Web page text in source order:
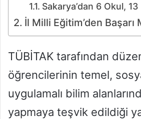
Sakarya’dan 6 Okul,
İl Milli Eğitim’den Başarı
TÜBİTAK tarafından
öğrencilerinin temel,
uygulamalı bilim
yapmaya teşvik edildiği